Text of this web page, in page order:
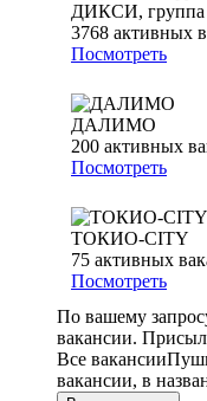
ДИКСИ, группа
3768 активных
Посмотреть
ДАЛИМО
200 активных
Посмотреть
ТОКИО-CITY
75 активных
Посмотреть
По вашему
вакансии.
Все вакансии
вакансии, в